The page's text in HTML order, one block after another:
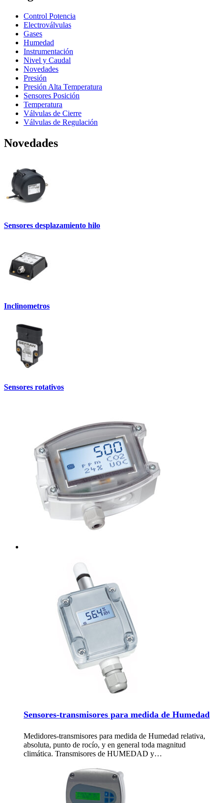
Control Potencia
Electroválvulas
Gases
Humedad
Instrumentación
Nivel y Caudal
Novedades
Presión
Presión Alta Temperatura
Sensores Posición
Temperatura
Válvulas de Cierre
Válvulas de Regulación
Novedades
Sensores desplazamiento hilo
Inclinometros
Sensores rotativos
Sensores-transmisores para medida de Humedad
Medidores-transmisores para medida de Humedad relativa,
absoluta, punto de rocío, y en general toda magnitud
climática. Transmisores de HUMEDAD y…